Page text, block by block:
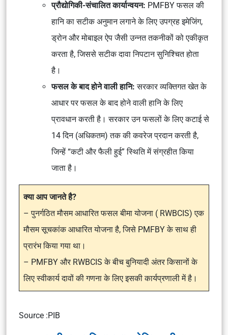
प्रौद्योगिकी-संचालित कार्यान्वयन: PMFBY फसल की
हानि का सटीक अनुमान लगाने के लिए उपग्रह इमेजिंग,
ड्रोन और मोबाइल ऐप जैसी उन्नत तकनीकों को एकीकृत
करता है, जिससे सटीक दावा निपटान सुनिश्चित होता
है।
फसल के बाद होने वाली हानि:सरकार व्यक्तिगत खेत के
आधार पर फसल के बाद होने वाली हानि के लिए
प्रावधान करती है। सरकार उन फसलों के लिए कटाई से
14 दिन (अधिकतम) तक की कवरेज प्रदान करती है,
जिन्हें “कटी और फैली हुई” स्थिति में संग्रहीत किया
जाता है।
क्या आप जानते है?
– पुनर्गठित मौसम आधारित फसल बीमा योजना ( RWBCIS) एक
मौसम सूचकांक आधारित योजना है, जिसे PMFBY के साथ ही
प्रारंभ किया गया था।
– PMFBY और RWBCIS के बीच बुनियादी अंतर किसानों के
लिए स्वीकार्य दावों की गणना के लिए इसकी कार्यप्रणाली में है।
Source :PIB